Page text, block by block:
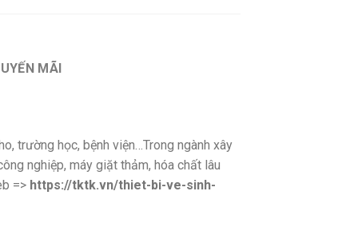
MÃI
trường học, bệnh viện…Trong ngành xây
nghiệp, máy giặt thảm, hóa chất lâu
=> https://tktk.vn/thiet-bi-ve-sinh-